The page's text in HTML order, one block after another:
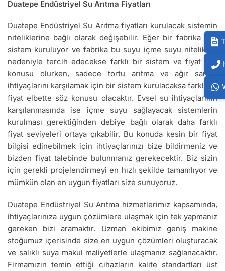
Duatepe Endüstriyel Su Arıtma Fiyatları
Duatepe Endüstriyel Su Arıtma fiyatları kurulacak sistemin
niteliklerine bağlı olarak değişebilir. Eğer bir fabrika için
sistem kuruluyor ve fabrika bu suyu içme suyu nitelikleri
nedeniyle tercih edecekse farklı bir sistem ve fiyat söz
konusu olurken, sadece tortu arıtma ve ağır sanayi
ihtiyaçlarını karşılamak için bir sistem kurulacaksa farklı bir
fiyat elbette söz konusu olacaktır. Evsel su ihtiyaçlarının
karşılanmasında ise içme suyu sağlayacak sistemlerin
kurulması gerektiğinden debiye bağlı olarak daha farklı
fiyat seviyeleri ortaya çıkabilir. Bu konuda kesin bir fiyat
bilgisi edinebilmek için ihtiyaçlarınızı bize bildirmeniz ve
bizden fiyat talebinde bulunmanız gerekecektir. Biz sizin
için gerekli projelendirmeyi en hızlı şekilde tamamlıyor ve
mümkün olan en uygun fiyatları size sunuyoruz.
Duatepe Endüstriyel Su Arıtma hizmetlerimiz kapsamında,
ihtiyaçlarınıza uygun çözümlere ulaşmak için tek yapmanız
gereken bizi aramaktır. Uzman ekibimiz geniş makine
stoğumuz içerisinde size en uygun çözümleri oluşturacak
ve salıklı suya makul maliyetlerle ulaşmanız sağlanacaktır.
Firmamızın temin ettiği cihazların kalite standartları üst